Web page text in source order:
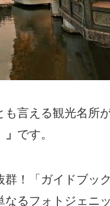
言える観光名所
です。
！「ガイドブッ
るフォトジェニ